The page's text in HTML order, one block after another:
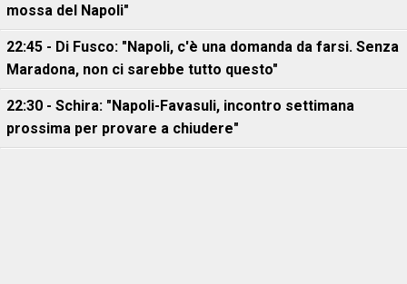
mossa del Napoli"
22:45 - Di Fusco: "Napoli, c'è una domanda da farsi. Senza
Maradona, non ci sarebbe tutto questo"
22:30 - Schira: "Napoli-Favasuli, incontro settimana
prossima per provare a chiudere"